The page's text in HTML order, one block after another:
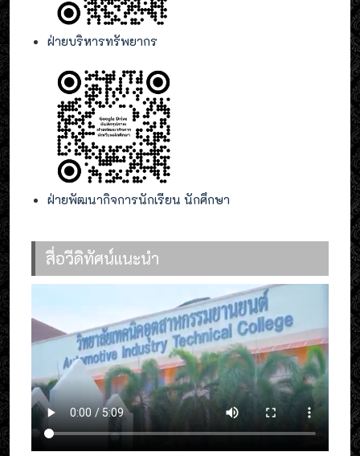
ฝ่ายบริหารทรัพยากร
ฝ่ายพัฒนากิจการนักเรียน นักศึกษา
สื่อวีดิทัศน์แนะนำ